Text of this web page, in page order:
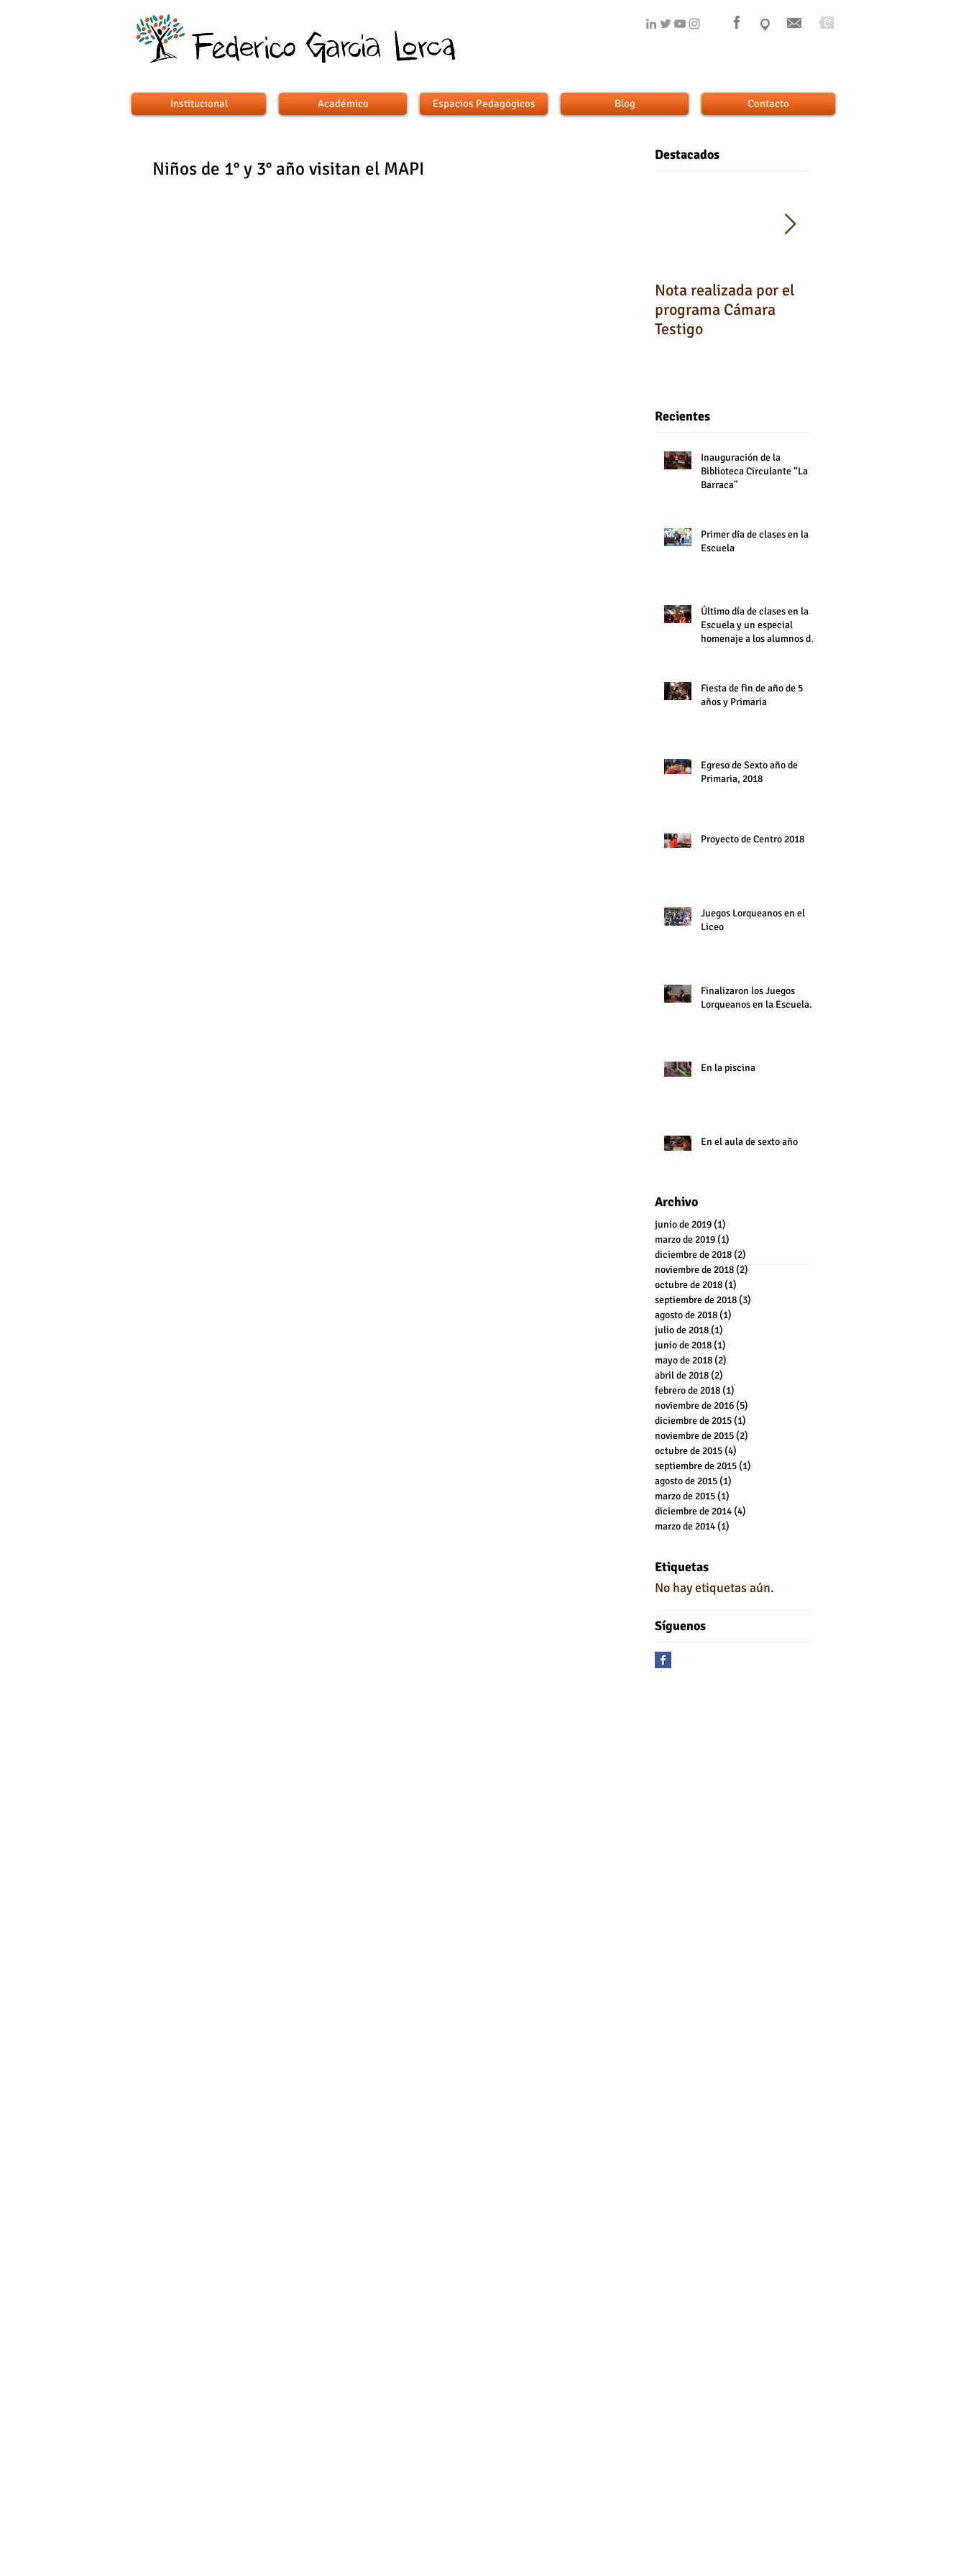
Institucional Académico Espacios Pedagógicos Blog Contacto
Niños de 1° y 3° año visitan el MAPI
Destacados
Nota realizada por el
programa Cámara
Testigo
Recientes
Inauguración de la
Biblioteca Circulante “La
Barraca"
Primer día de clases en la
Escuela
Último día de clases en la
Escuela y un especial
homenaje a los alumnos de
Fiesta de fin de año de 5
años y Primaria
Egreso de Sexto año de
Primaria, 2018
Proyecto de Centro 2018
Juegos Lorqueanos en el
Liceo
Finalizaron los Juegos
Lorqueanos en la Escuela.
En la piscina
En el aula de sexto año
Archivo
junio de 2019(1)
marzo de 2019(1)
diciembre de 2018(2)
noviembre de 2018(2)
octubre de 2018(1)
septiembre de 2018(3)
agosto de 2018(1)
julio de 2018(1)
junio de 2018(1)
mayo de 2018(2)
abril de 2018(2)
febrero de 2018(1)
noviembre de 2016(5)
diciembre de 2015(1)
noviembre de 2015(2)
octubre de 2015(4)
septiembre de 2015(1)
agosto de 2015(1)
marzo de 2015(1)
diciembre de 2014(4)
marzo de 2014(1)
Etiquetas
No hay etiquetas aún.
Síguenos